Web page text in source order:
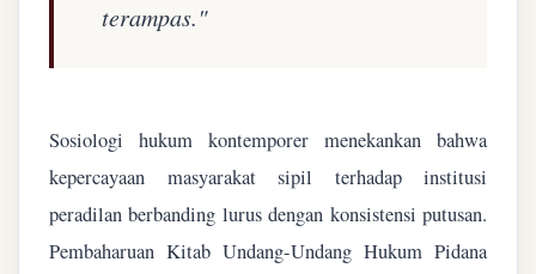
terampas."
Sosiologi hukum kontemporer menekankan bahwa
kepercayaan masyarakat sipil terhadap institusi
peradilan berbanding lurus dengan konsistensi putusan.
Pembaharuan Kitab Undang-Undang Hukum Pidana